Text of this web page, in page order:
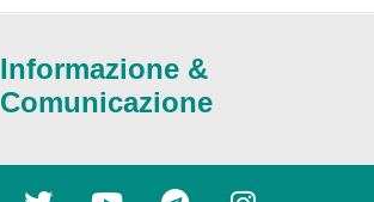
Informazione &
Comunicazione